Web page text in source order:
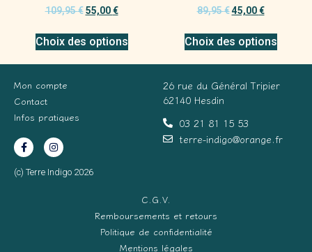
109,95€ 55,00€
Choix des options
89,95€ 45,00€
Choix des options
Mon compte
Contact
Infos pratiques
(c) Terre Indigo 2026
26 rue du Général Tripier
62140 Hesdin
03 21 81 15 53
terre-indigo@orange.fr
C.G.V.
Remboursements et retours
Politique de confidentialité
Mentions légales